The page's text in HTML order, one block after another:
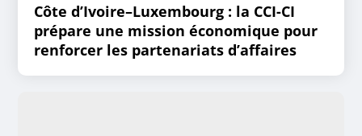
Côte d’Ivoire–Luxembourg : la CCI-CI
prépare une mission économique pour
renforcer les partenariats d’affaires